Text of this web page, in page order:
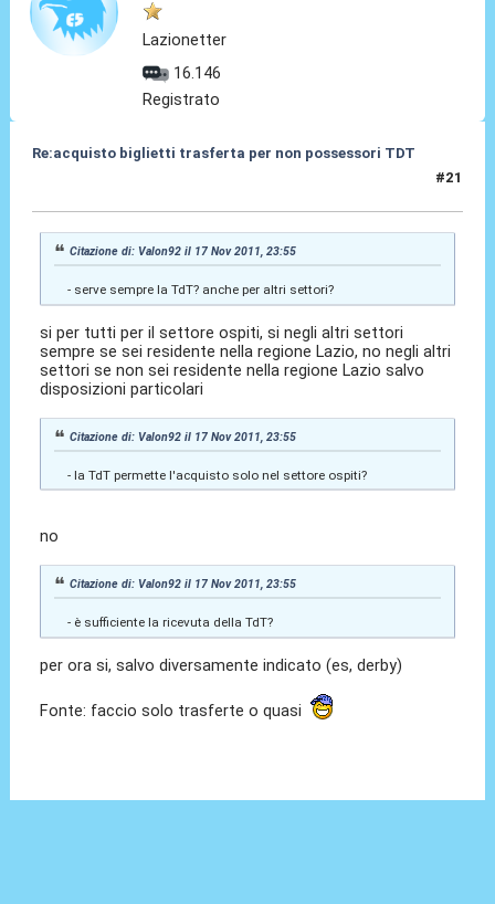
Lazionetter
16.146
Registrato
Re:acquisto biglietti trasferta per non possessori TDT
#21
Citazione di: Valon92 il 17 Nov 2011, 23:55
- serve sempre la TdT? anche per altri settori?
si per tutti per il settore ospiti, si negli altri settori
sempre se sei residente nella regione Lazio, no negli altri
settori se non sei residente nella regione Lazio salvo
disposizioni particolari
Citazione di: Valon92 il 17 Nov 2011, 23:55
- la TdT permette l'acquisto solo nel settore ospiti?
no
Citazione di: Valon92 il 17 Nov 2011, 23:55
- è sufficiente la ricevuta della TdT?
per ora si, salvo diversamente indicato (es, derby)
Fonte: faccio solo trasferte o quasi